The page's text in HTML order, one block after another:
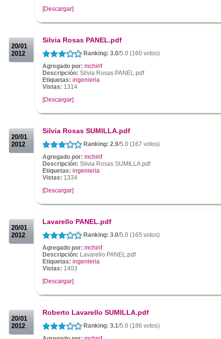
[Descargar]
20/01
2012
Silvia Rosas PANEL.pdf
Ranking: 3.0/5.0 (160 votos)
Agregado por: mchirif
Descripción: Silvia Rosas PANEL.pdf
Etiquetas: ingenieria
Vistas: 1314
[Descargar]
20/01
2012
Silvia Rosas SUMILLA.pdf
Ranking: 2.9/5.0 (167 votos)
Agregado por: mchirif
Descripción: Silvia Rosas SUMILLA.pdf
Etiquetas: ingenieria
Vistas: 1334
[Descargar]
20/01
2012
Lavarello PANEL.pdf
Ranking: 3.0/5.0 (165 votos)
Agregado por: mchirif
Descripción: Lavarello PANEL.pdf
Etiquetas: ingenieria
Vistas: 1403
[Descargar]
20/01
2012
Roberto Lavarello SUMILLA.pdf
Ranking: 3.1/5.0 (186 votos)